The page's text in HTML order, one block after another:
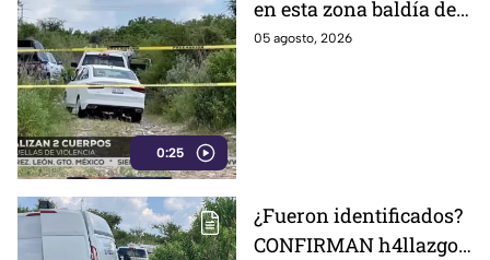
0:25
en esta zona baldía de
León; autoridades
05 agosto, 2026
¿Fueron identificados?
CONFIRMAN h4llazgo